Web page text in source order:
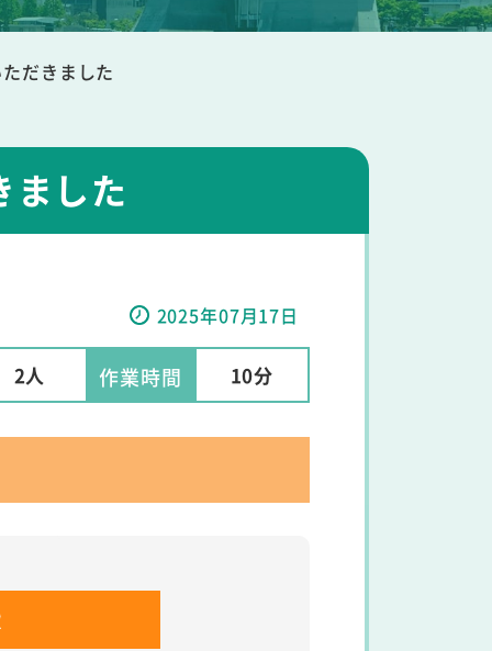
だきました
ました
2025年07月17日
2人 作業時間 10分